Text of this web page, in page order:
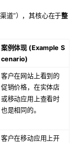
道”），其核心在于整
案例体现 (Example S
cenario)
客户在网站上看到的
促销价格，在实体店
或移动应用上查看时
也是相同的。
客户在移动应用上开